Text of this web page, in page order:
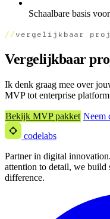
Schaalbare basis
vergelijkbaar
Vergelijkbaar
Ik denk graag mee over
MVP tot enterprise
Bekijk MVP pakket Neem
codelabs
Partner in digital
attention to detail, we build
difference.